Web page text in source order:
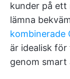
kunder på ett
lämna
kombinerade
är idealisk
genom smart